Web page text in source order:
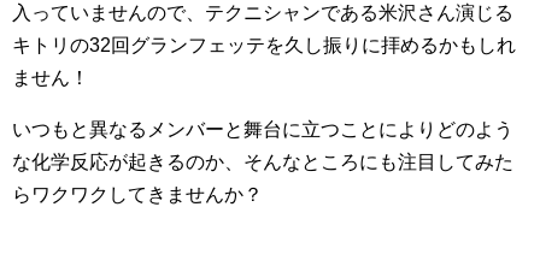
入っていませんので、テクニシャンである米沢さん演じる
キトリの32回グランフェッテを久し振りに拝めるかもしれ
ません！
いつもと異なるメンバーと舞台に立つことによりどのよう
な化学反応が起きるのか、そんなところにも注目してみた
らワクワクしてきませんか？